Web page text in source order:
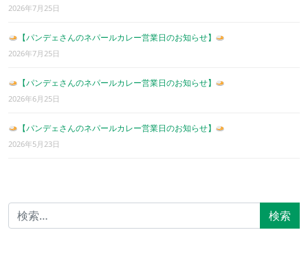
2026年7月25日
【パンデェさんのネパールカレー営業日のお知らせ】
2026年7月25日
【パンデェさんのネパールカレー営業日のお知らせ】
2026年6月25日
【パンデェさんのネパールカレー営業日のお知らせ】
2026年5月23日
検索: